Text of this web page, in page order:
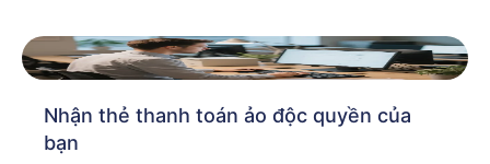
Nhận thẻ thanh toán ảo độc quyền của
bạn